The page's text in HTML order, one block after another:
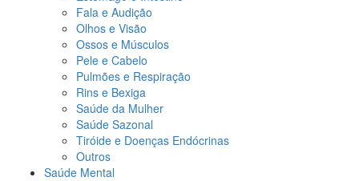
Fala e Audição
Olhos e Visão
Ossos e Músculos
Pele e Cabelo
Pulmões e Respiração
Rins e Bexiga
Saúde da Mulher
Saúde Sazonal
Tiróide e Doenças Endócrinas
Outros
Saúde Mental